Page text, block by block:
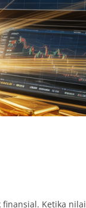
finansial. Ketika nilai